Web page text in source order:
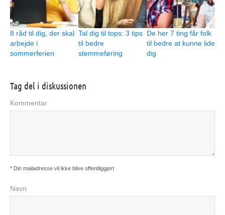
8 råd til dig, der skal
arbejde i
sommerferien
Tal dig til tops: 3 tips
til bedre
stemmeføring
De her 7 ting får folk
til bedre at kunne lide
dig
Tag del i diskussionen
Kommentar
* Din mailadresse vil ikke blive offentliggjort
Navn